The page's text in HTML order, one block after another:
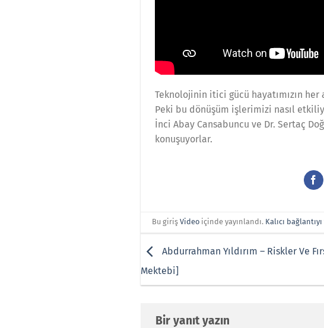
Teknolojinin itici gücü hayatımızın her
Peki bu dönüşüm işlerimizi nasıl
İnci Abay Cansabuncu ve Dr. Sertaç
konuşuyorlar.
Bu girişVideo içinde yayınlandı. Kalıcı bağlantıyı
Abdurrahman Yıldırım – Riskler Ve
Mektebi]
Bir yanıt yazın